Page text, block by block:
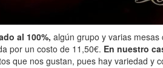
al 100%, algún grupo y varias mesas
por un costo de 11,50€. En nuestro
que nos gustan, pues hay variedad y